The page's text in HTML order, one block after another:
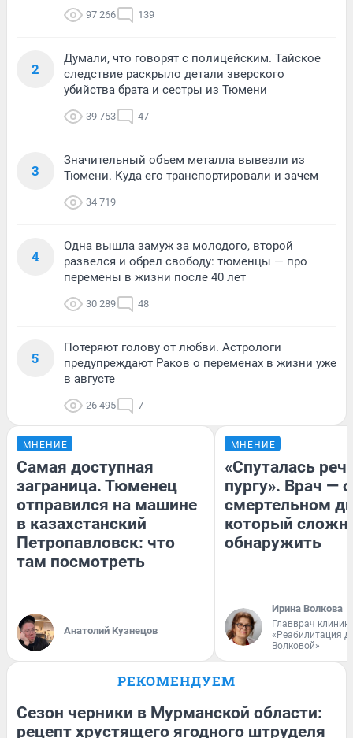
97 266 139
2
Думали, что говорят с полицейским. Тайское
следствие раскрыло детали зверского
убийства брата и сестры из Тюмени
39 753 47
3
Значительный объем металла вывезли из
Тюмени. Куда его транспортировали и зачем
34 719
4
Одна вышла замуж за молодого, второй
развелся и обрел свободу: тюменцы — про
перемены в жизни после 40 лет
30 289 48
5
Потеряют голову от любви. Астрологи
предупреждают Раков о переменах в жизни уже
в августе
26 495 7
МНЕНИЕ
Самая доступная
заграница. Тюменец
отправился на машине
в казахстанский
Петропавловск: что
там посмотреть
Анатолий Кузнецов
МНЕНИЕ
«Спуталась
пургу». Врач — о
смертельном
который
обнаружить
Ирина Волкова
Главврач
«Реабилитация
Волковой»
РЕКОМЕНДУЕМ
Сезон черники в Мурманской области:
рецепт хрустящего ягодного штруделя